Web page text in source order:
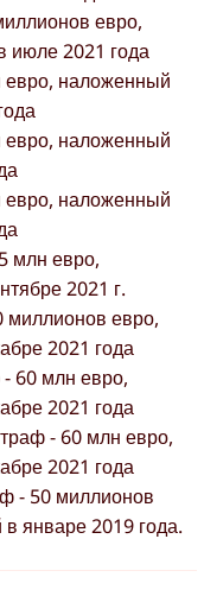
евро,
июле 2021 года
наложенный
наложенный
наложенный
млн евро,
2021 г.
миллионов евро,
2021 года
60 млн евро,
2021 года
- 60 млн евро,
2021 года
- 50 миллионов
январе 2019 года.